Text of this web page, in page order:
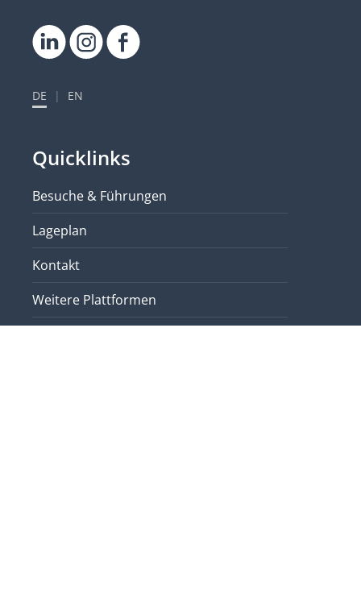
DE | EN
Quicklinks
Besuche & Führungen
Lageplan
Kontakt
Weitere Plattformen